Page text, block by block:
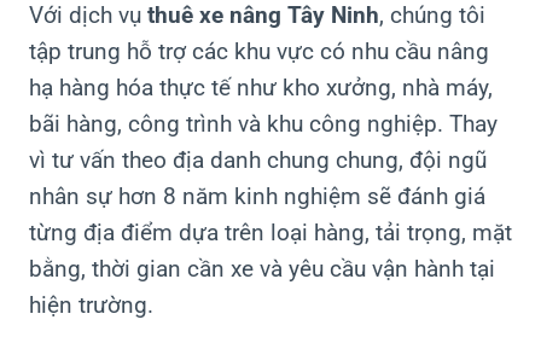
Với dịch vụ thuê xe nâng Tây Ninh, chúng tôi
tập trung hỗ trợ các khu vực có nhu cầu nâng
hạ hàng hóa thực tế như kho xưởng, nhà máy,
bãi hàng, công trình và khu công nghiệp. Thay
vì tư vấn theo địa danh chung chung, đội ngũ
nhân sự hơn 8 năm kinh nghiệm sẽ đánh giá
từng địa điểm dựa trên loại hàng, tải trọng, mặt
bằng, thời gian cần xe và yêu cầu vận hành tại
hiện trường.